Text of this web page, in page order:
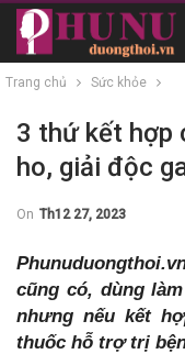
Trang chủ Sức khỏe
3 thứ kết hợp
ho, giải độc
On Th12 27, 2023
cũng có, dùng
nhưng nếu kết
thuốc hỗ trợ trị